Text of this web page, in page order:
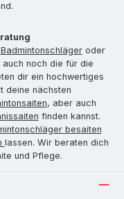
Badmintonschlägeroder
noch die für die
dir ein hochwertiges
deine nächsten
, aber auch
finden kannst.
besaiten
lassen. Wir beraten dich
und Pflege.